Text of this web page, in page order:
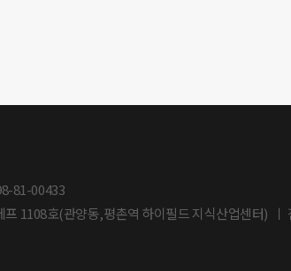
81-00433
1108호(관양동,평촌역 하이필드 지식산업센터)